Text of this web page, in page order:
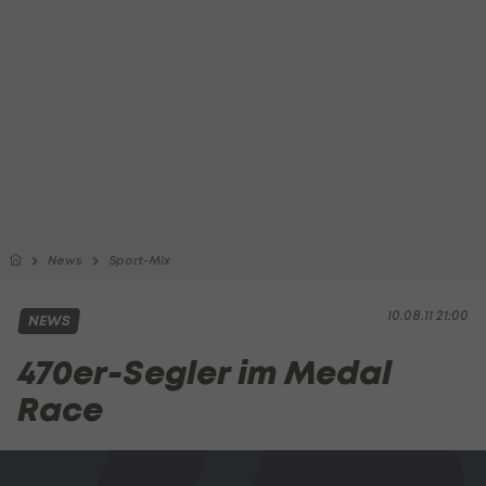
News Sport-Mix
10.08.11 21:00
NEWS
470er-Segler im Medal
Race